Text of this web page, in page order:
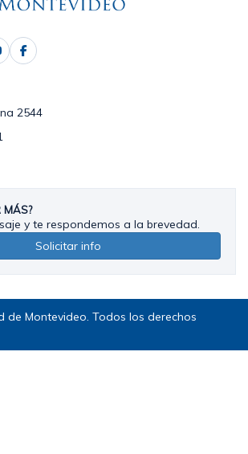
2544
MÁS?
y te respondemos a la brevedad.
Solicitar info
de Montevideo. Todos los derechos